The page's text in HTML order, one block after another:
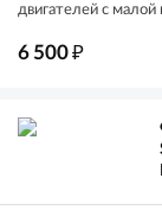
двигателей с малой
6 500₽